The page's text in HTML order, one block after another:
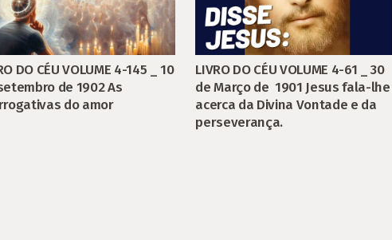
DO CÉU VOLUME 4-145 _ 10
de 1902 As
do amor
LIVRO DO CÉU VOLUME 4-61 _ 30
de Março de 1901 Jesus fala-lhe
acerca da Divina Vontade e da
perseverança.